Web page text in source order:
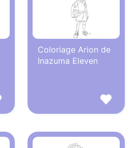
Coloriage Arion de
Inazuma Eleven